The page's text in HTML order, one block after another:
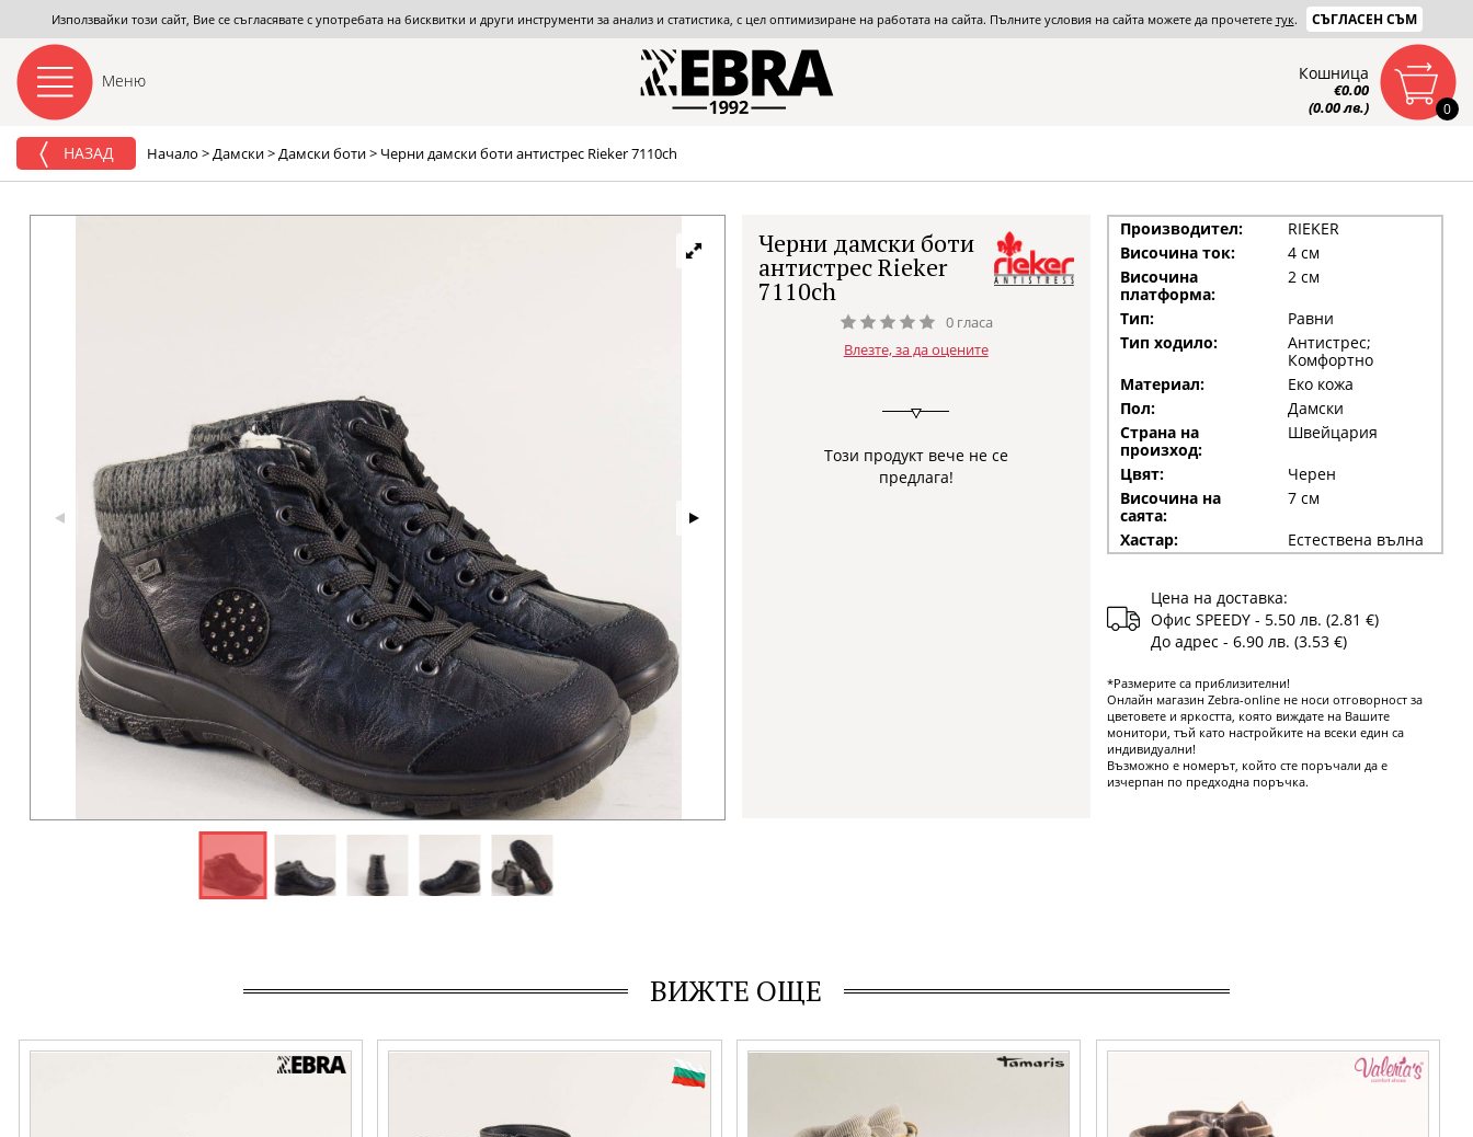
Използвайки този сайт, Вие се съгласявате с употребата на бисквитки и други инструменти за анализ и статистика, с цел оптимизиране на работата на сайта. Пълните условия на сайта можете да прочетете тук. СЪГЛАСЕН СЪМ
Меню
0
Кошница
€0.00
(0.00 лв.)
НАЗАД Начало >Дамски>Дамски боти> Черни дамски боти антистрес Rieker 7110ch
Черни дамски боти
антистрес Rieker
7110ch
0 гласа
Влезте, за да оцените
Този продукт вече не се
предлага!
Производител:
RIEKER
Височина ток:
4 см
Височина
платформа:
2 см
Тип:
Равни
Тип ходило:
Антистрес;
Комфортно
Материал:
Еко кожа
Пол:
Дамски
Страна на
произход:
Швейцария
Цвят:
Черен
Височина на
саята:
7 см
Хастар:
Естествена вълна
Цена на доставка:
Офис SPEEDY - 5.50 лв. (2.81 €)
До адрес - 6.90 лв. (3.53 €)
*Размерите са приблизителни!
Онлайн магазин Zebra-online не носи отговорност за
цветовете и яркостта, която виждате на Вашите
монитори, тъй като настройките на всеки един са
индивидуални!
Възможно е номерът, който сте поръчали да е
изчерпан по предходна поръчка.
ВИЖТЕ ОЩЕ
Черни дамски боти с два ципа с кроко принт
Дамски боти естествена кожа и набук в
черен цвят със закачлив акцент 1619bchnch
TAMARIS бежови дамски боти на платформа
Номерация:
Кафяви дамски боти от естествена кожа с
Номерация: